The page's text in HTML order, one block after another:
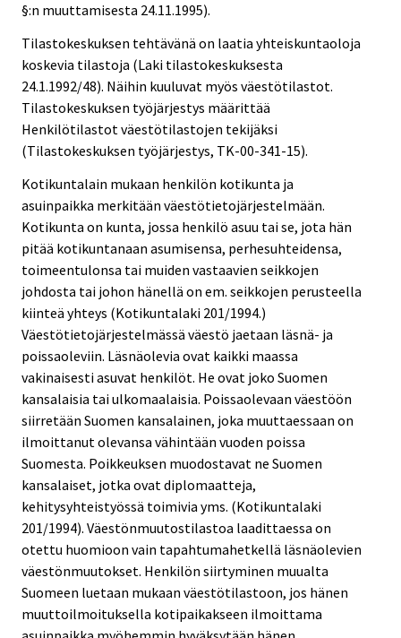
§:n muuttamisesta 24.11.1995).
Tilastokeskuksen tehtävänä on laatia yhteiskuntaoloja
koskevia tilastoja (Laki tilastokeskuksesta
24.1.1992/48). Näihin kuuluvat myös väestötilastot.
Tilastokeskuksen työjärjestys määrittää
Henkilötilastot väestötilastojen tekijäksi
(Tilastokeskuksen työjärjestys, TK-00-341-15).
Kotikuntalain mukaan henkilön kotikunta ja
asuinpaikka merkitään väestötietojärjestelmään.
Kotikunta on kunta, jossa henkilö asuu tai se, jota hän
pitää kotikuntanaan asumisensa, perhesuhteidensa,
toimeentulonsa tai muiden vastaavien seikkojen
johdosta tai johon hänellä on em. seikkojen perusteella
kiinteä yhteys (Kotikuntalaki 201/1994.)
Väestötietojärjestelmässä väestö jaetaan läsnä- ja
poissaoleviin. Läsnäolevia ovat kaikki maassa
vakinaisesti asuvat henkilöt. He ovat joko Suomen
kansalaisia tai ulkomaalaisia. Poissaolevaan väestöön
siirretään Suomen kansalainen, joka muuttaessaan on
ilmoittanut olevansa vähintään vuoden poissa
Suomesta. Poikkeuksen muodostavat ne Suomen
kansalaiset, jotka ovat diplomaatteja,
kehitysyhteistyössä toimivia yms. (Kotikuntalaki
201/1994). Väestönmuutostilastoa laadittaessa on
otettu huomioon vain tapahtumahetkellä läsnäolevien
väestönmuutokset. Henkilön siirtyminen muualta
Suomeen luetaan mukaan väestötilastoon, jos hänen
muuttoilmoituksella kotipaikakseen ilmoittama